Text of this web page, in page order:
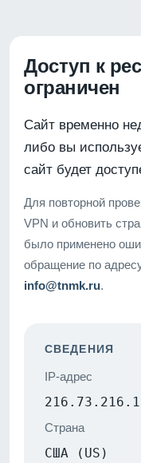
Доступ к
ограничен
Сайт временно
либо вы
сайт будет
Для повторной
VPN и обновить
было применено
обращение по
info@tnmk.ru.
СВЕДЕНИЯ
IP-адрес
Страна
США (US)